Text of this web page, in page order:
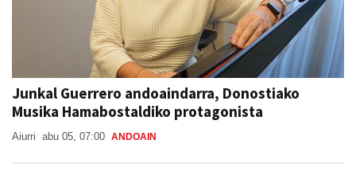
Junkal Guerrero andoaindarra, Donostiako
Musika Hamabostaldiko protagonista
Aiurri abu 05, 07:00 ANDOAIN